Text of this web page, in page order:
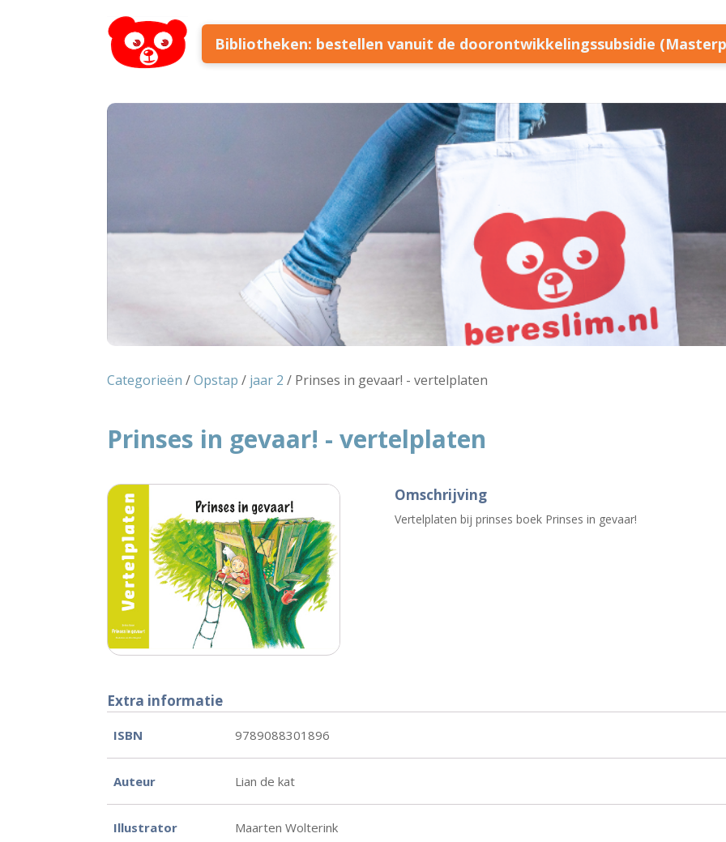
Bibliotheken: bestellen vanuit de doorontwikkelingssubsidie
Categorieën /Opstap / jaar 2 / Prinses in gevaar! - vertelplaten
Prinses in gevaar! - vertelplaten
Omschrijving
Vertelplaten bij prinses boek Prinses in gevaar!
Extra informatie
ISBN 9789088301896
Auteur Lian de kat
Illustrator Maarten Wolterink